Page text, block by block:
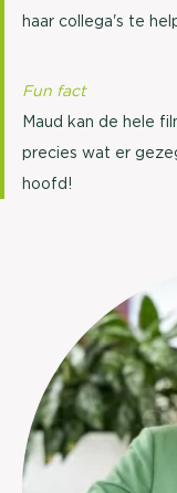
haar collega's te
Fun fact
Maud kan de hele
precies wat er
hoofd!